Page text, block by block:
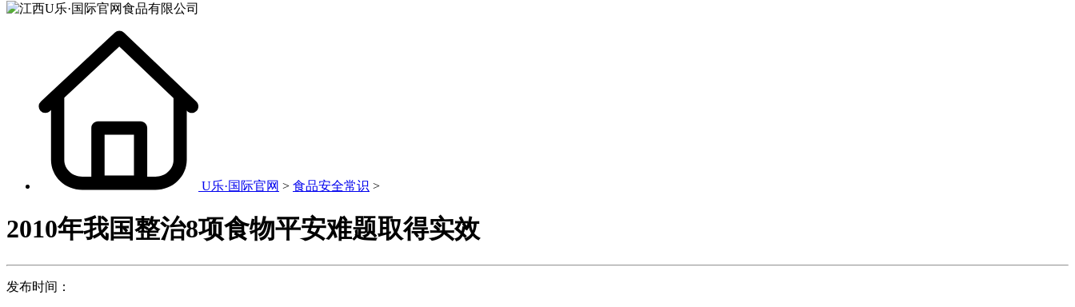
U乐·国际官网 > 食品安全常识 >
2010年我国整治8项食物平安难题取得实效
发布时间：